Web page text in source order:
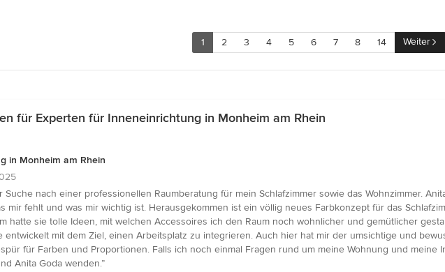
1 2 3 4 5 6 7 8 14 Weiter
für Experten für Inneneinrichtung in Monheim am Rhein
in Monheim am Rhein
Suche nach einer professionellen Raumberatung für mein Schlafzimmer sowie das Wohnzimmer.
mir fehlt und was mir wichtig ist. Herausgekommen ist ein völlig neues Farbkonzept für das
hatte sie tolle Ideen, mit welchen Accessoires ich den Raum noch wohnlicher und gemütlicher
entwickelt mit dem Ziel, einen Arbeitsplatz zu integrieren. Auch hier hat mir der umsichtige und
für Farben und Proportionen. Falls ich noch einmal Fragen rund um meine Wohnung und meine
Anita Goda wenden.”